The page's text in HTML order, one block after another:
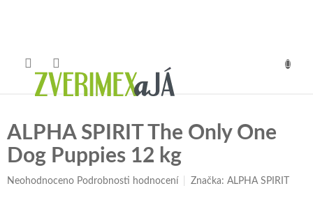
ALPHA SPIRIT The Only One
Dog Puppies 12 kg
Průměrné
Neohodnoceno Podrobnosti hodnocení Značka:ALPHA SPIRIT